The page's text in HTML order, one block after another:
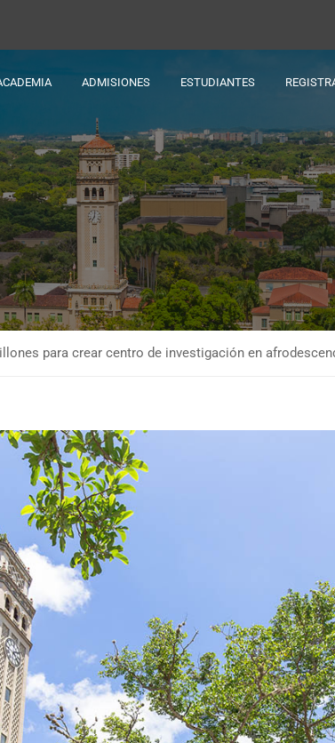
ADMISIONES ESTUDIANTES
para crear centro de investigación en